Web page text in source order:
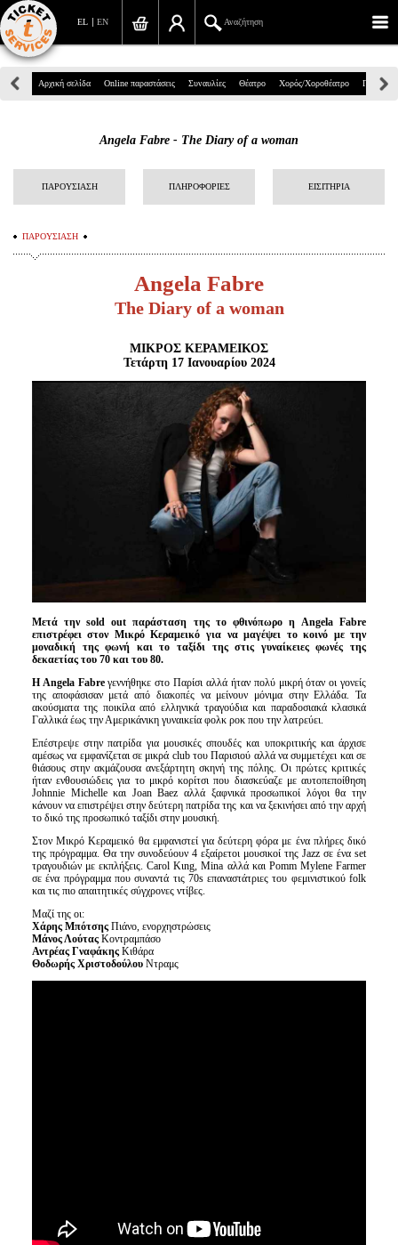
EN
EL Αναζήτηση
Πανεπιστημίου 39, Αθήνα
info@ticketservices.gr
Αναζήτηση
Παραγγελία
Αναζήτηση παραγγελίας
Πληροφορίες
Είσοδος διαχειριστή
Αρχική σελίδα Online παραστάσεις Συναυλίες Θέατρο Χορός/Χοροθέατρο Παιδικά
Angela Fabre - The Diary of a woman
ΠΑΡΟΥΣΙΑΣΗ ΠΛΗΡΟΦΟΡΙΕΣ ΕΙΣΙΤΗΡΙΑ
ΠΑΡΟΥΣΙΑΣΗ
Angela Fabre
The Diary of a woman
ΜΙΚΡΟΣ ΚΕΡΑΜΕΙΚΟΣ
Τετάρτη 17 Ιανουαρίου 2024
Μετά την sold out παράσταση της το φθινόπωρο η Angela Fabre
επιστρέφει στον Mικρό Kεραμεικό για να μαγέψει το κοινό με την
μοναδική της φωνή και το ταξίδι της στις γυναίκειες φωνές της
δεκαετίας του 70 και του 80.
HAngelaFabreγεννήθηκε στο Παρίσι αλλά ήταν πολύ μικρή όταν οι γονείς
της αποφάσισαν μετά από διακοπές να μείνουν μόνιμα στην Ελλάδα. Τα
ακούσματα της ποικίλα από ελληνικά τραγούδια και παραδοσιακά κλασικά
Γαλλικά έως την Αμερικάνικη γυναικεία φολκ ροκ που την λατρεύει.
Επέστρεψε στην πατρίδα για μουσικές σπουδές και υποκριτικής και άρχισε
αμέσως να εμφανίζεται σε μικρά club του Παρισιού αλλά να συμμετέχει και σε
θιάσους στην ακμάζουσα ανεξάρτητη σκηνή της πόλης. Οι πρώτες κριτικές
ήταν ενθουσιώδεις για το μικρό κορίτσι που διασκεύαζε με αυτοπεποίθηση
Johnnie Michelle και Joan Baez αλλά ξαφνικά προσωπικοί λόγοι θα την
κάνουν να επιστρέψει στην δεύτερη πατρίδα της και να ξεκινήσει από την αρχή
το δικό της προσωπικό ταξίδι στην μουσική.
Στον Μικρό Κεραμεικό θα εμφανιστεί για δεύτερη φόρα με ένα πλήρες δικό
της πρόγραμμα. Θα την συνοδεύουν 4 εξαίρετοι μουσικοί της Jazz σε ένα set
τραγουδιών με εκπλήξεις. Carol Κιng, Mina αλλά και Pomm Mylene Farmer
σε ένα πρόγραμμα που συναντά τις 70s επαναστάτριες του φεμινιστικού folk
και τις πιο απαιτητικές σύγχρονες ντίβες.
Μαζί της οι:
Χάρης ΜπότσηςΠιάνο, ενορχηστρώσεις
Μάνος ΛούταςΚοντραμπάσο
Αντρέας ΓναφάκηςΚιθάρα
Θοδωρής ΧριστοδούλουΝτραμς